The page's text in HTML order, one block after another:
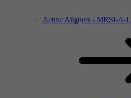
Active Aligners - MRSI-A-L